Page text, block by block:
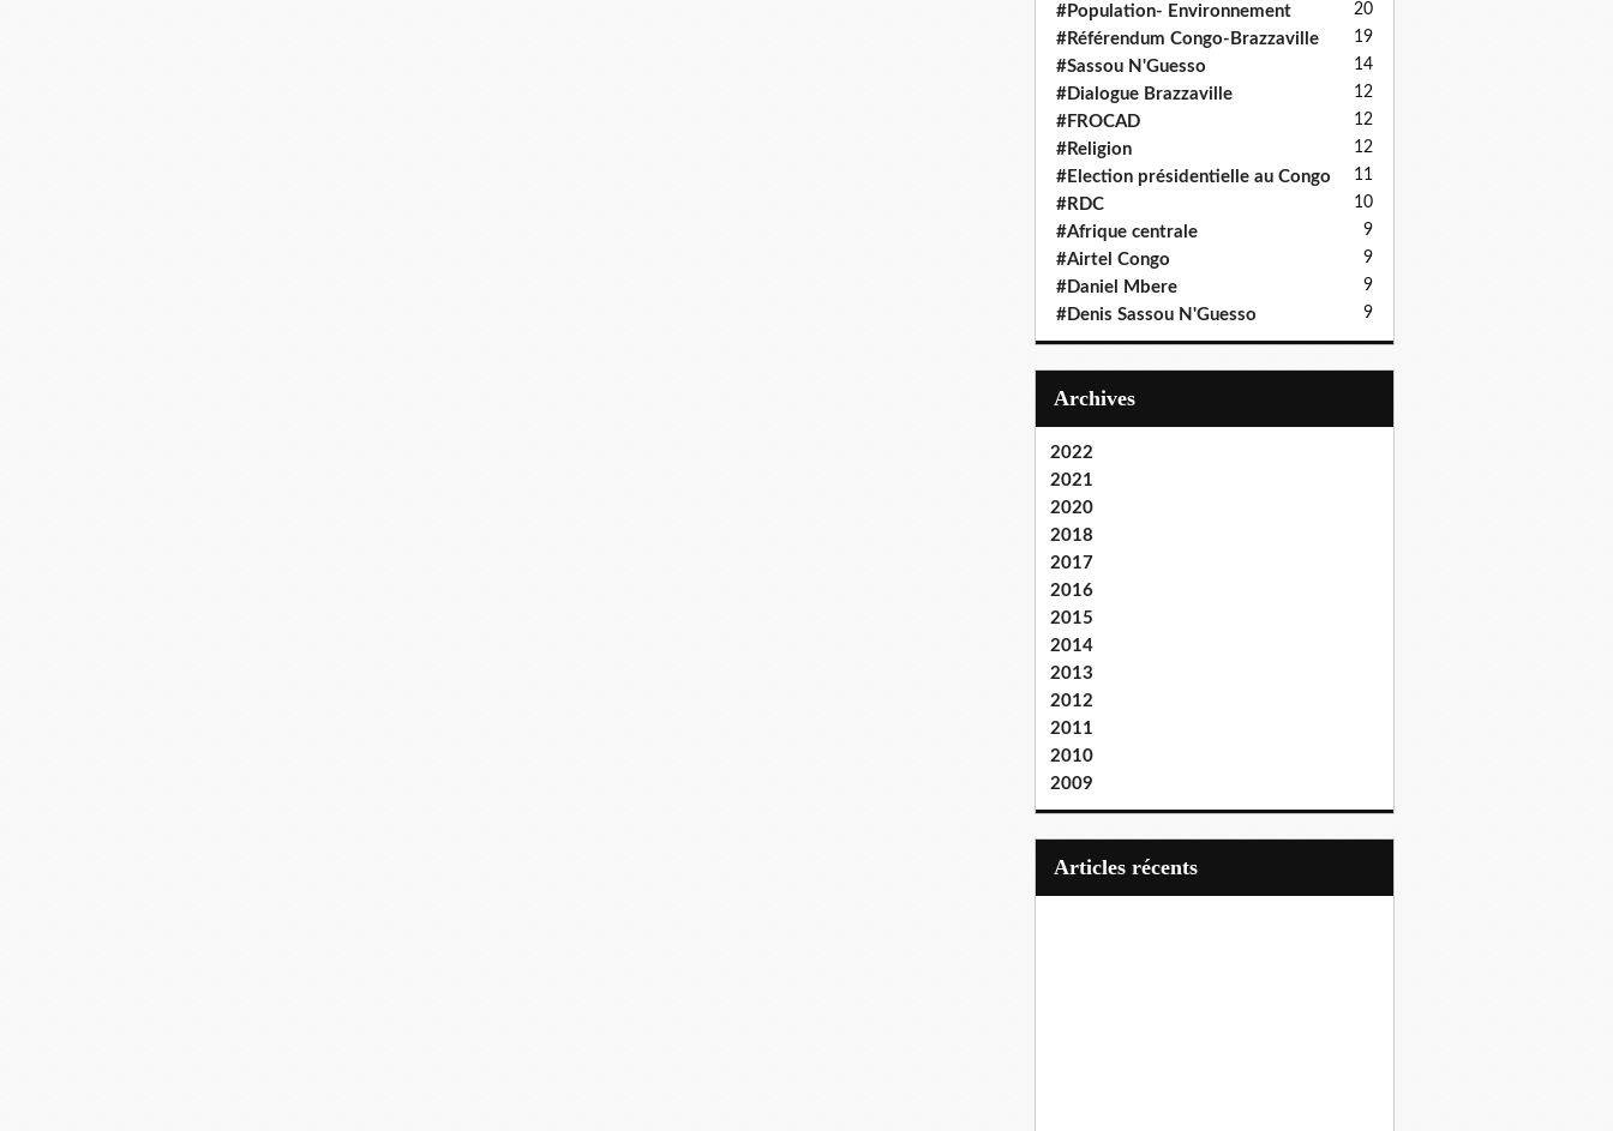
#Population- Environnement 20
#Référendum Congo-Brazzaville 19
#Sassou N'Guesso 14
#Dialogue Brazzaville 12
#FROCAD 12
#Religion 12
#Election présidentielle au Congo 11
#RDC 10
#Afrique centrale 9
#Airtel Congo 9
#Daniel Mbere 9
#Denis Sassou N'Guesso 9
Archives
2022
2021
2020
2018
2017
2016
2015
2014
2013
2012
2011
2010
2009
articles récents